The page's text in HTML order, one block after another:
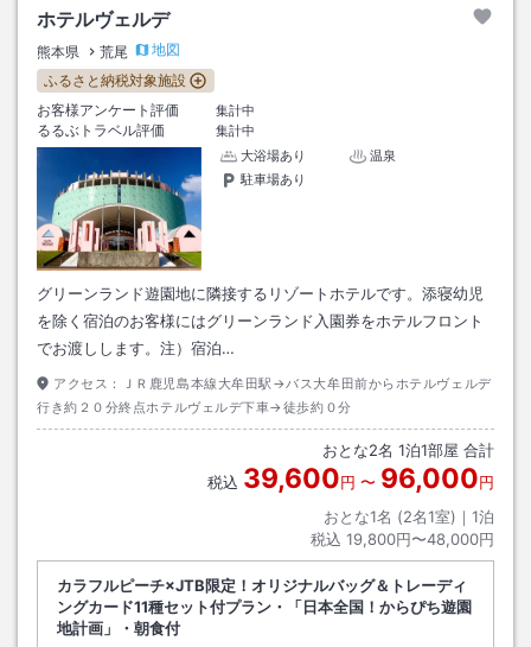
ホテルヴェルデ
熊本県 荒尾
地図
ふるさと納税対象施設
お客様アンケート評価
集計中
るるぶトラベル評価
集計中
大浴場あり
温泉
駐車場あり
グリーンランド遊園地に隣接するリゾートホテルです。添寝幼児
を除く宿泊のお客様にはグリーンランド入園券をホテルフロント
でお渡しします。注）宿泊…
アクセス：
ＪＲ鹿児島本線大牟田駅→バス大牟田前からホテルヴェルデ
行き約２０分終点ホテルヴェルデ下車→徒歩約０分
おとな2名 1泊1部屋 合計
税込 39,600円 〜 96,000円
おとな1名 (2名1室)｜ 1泊
税込 19,800円〜48,000円
カラフルピーチ×JTB限定！オリジナルバッグ＆トレーディ
ングカード11種セット付プラン・「日本全国！からぴち遊園
地計画」・朝食付